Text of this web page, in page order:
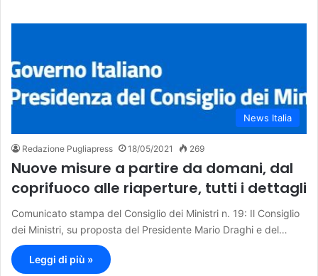
News Italia
Redazione Pugliapress 18/05/2021 269
Nuove misure a partire da domani, dal
coprifuoco alle riaperture, tutti i dettagli
Comunicato stampa del Consiglio dei Ministri n. 19: Il Consiglio
dei Ministri, su proposta del Presidente Mario Draghi e del…
Leggi di più »